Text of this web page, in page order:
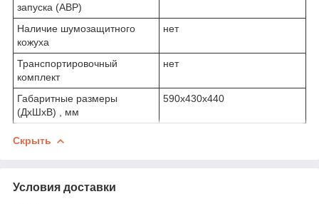
запуска (АВР)
Наличие шумозащитного
кожуха
нет
Транспортировочный
комплект
нет
Габаритные размеры
(ДхШхВ) , мм
590x430x440
Скрыть
Условия доставки